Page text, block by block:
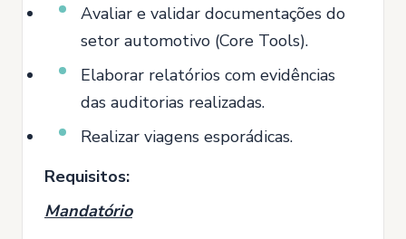
Avaliar e validar documentações do
setor automotivo (Core Tools).
Elaborar relatórios com evidências
das auditorias realizadas.
Realizar viagens esporádicas.
Requisitos:
Mandatório